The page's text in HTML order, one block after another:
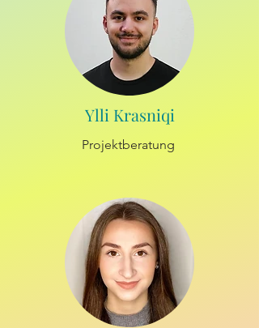
Ylli Krasniqi
Projektberatung